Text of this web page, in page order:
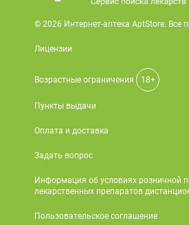
© 2026 Интернет-аптека AptStore. Все
Лицензии
Возрастные ограничения 18+
Пункты выдачи
Оплата и доставка
Задать вопрос
Информация об условиях розничной
лекарственных препаратов
Пользовательское соглашение